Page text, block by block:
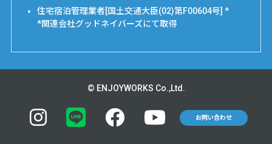
住宅宿泊管理業者[国土交通大臣(02)第F00604号] *
*関連会社グッドネイバーズにて取得
© ENJOYWORKS Co.,Ltd.
お問い合わせ